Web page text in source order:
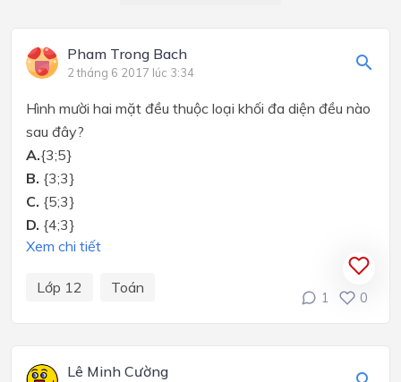
Pham Trong Bach
2 tháng 6 2017 lúc 3:34
Hình mười hai mặt đều thuộc loại khối đa diện đều nào
sau đây?
A.{3;5}
B. {3;3}
C. {5;3}
D. {4;3}
Xem chi tiết
Lớp 12 Toán
1 0
Lê Minh Cường